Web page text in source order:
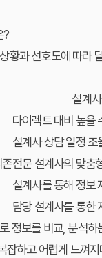
?
황과 선호도에 따라
설계
다이렉트 대비 높을
설계사 상담 일정 조
전문 설계사의 맞춤
설계사를 통해 정보
담당 설계사를 통한
정보를 비교, 분석
잡하고 어렵게 느껴